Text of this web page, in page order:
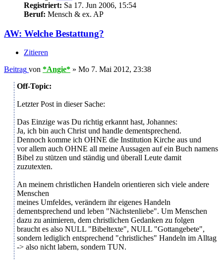
Registriert: Sa 17. Jun 2006, 15:54
Beruf: Mensch & ex. AP
AW: Welche Bestattung?
Zitieren
Beitrag von *Angie* » Mo 7. Mai 2012, 23:38
Off-Topic:
Letzter Post in dieser Sache:
Das Einzige was Du richtig erkannt hast, Johannes:
Ja, ich bin auch Christ und handle dementsprechend.
Dennoch komme ich OHNE die Institution Kirche aus und
vor allem auch OHNE all meine Aussagen auf ein Buch namens
Bibel zu stützen und ständig und überall Leute damit
zuzutexten.
An meinem christlichen Handeln orientieren sich viele andere
Menschen
meines Umfeldes, verändern ihr eigenes Handeln
dementsprechend und leben "Nächstenliebe". Um Menschen
dazu zu animieren, dem christlichen Gedanken zu folgen
braucht es also NULL "Bibeltexte", NULL "Gottangebete",
sondern lediglich entsprechend "christliches" Handeln im Alltag
-> also nicht labern, sondern TUN.